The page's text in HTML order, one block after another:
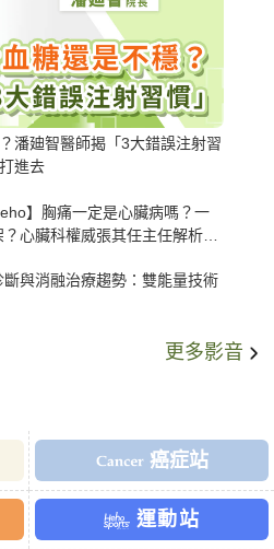
潘廸智醫師揭「3大錯誤注射習
進去
】胸痛一定是心臟病嗎？一
？心臟科權威張其任主任解析支
與消融治療趨勢：雙能量技術
更多影音
癌症站
運動站